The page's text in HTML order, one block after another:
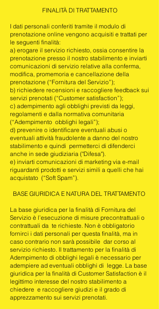
FINALITÀ DI TRATTAMENTO
I dati personali conferiti tramite il modulo di
prenotazione online vengono acquisiti e trattati per
le seguenti finalità:
a) erogare il servizio richiesto, ossia consentire la
prenotazione presso il nostro stabilimento e inviarti
comunicazioni di servizio relative alla conferma,
modifica, promemoria e cancellazione della
prenotazione (“Fornitura del Servizio”);
b) richiedere recensioni e raccogliere feedback sui
servizi prenotati (“Customer satisfaction”);
c) adempimento agli obblighi previsti da leggi,
regolamenti e dalla normativa comunitaria
(“Adempimento obblighi legali”);
d) prevenire o identificare eventuali abusi o
eventuali attività fraudolente a danno del nostro
stabilimento e quindi permetterci di difenderci
anche in sede giudiziaria ("Difesa").
e) inviarti comunicazioni di marketing via e-mail
riguardanti prodotti e servizi simili a quelli che hai
acquistato (“Soft Spam”).
BASE GIURIDICA E NATURA DEL TRATTAMENTO
La base giuridica per la finalità di Fornitura del
Servizio è l’esecuzione di misure precontrattuali o
contrattuali da te richieste. Non è obbligatorio
fornirci i dati personali per questa finalità, ma in
caso contrario non sarà possibile dar corso al
servizio richiesto. Il trattamento per la finalità di
Adempimento di obblighi legali è necessario per
adempiere ad eventuali obblighi di legge. La base
giuridica per la finalità di Customer Satisfaction è il
legittimo interesse del nostro stabilimento a
chiedere e raccogliere giudizi e il grado di
apprezzamento sui servizi prenotati.